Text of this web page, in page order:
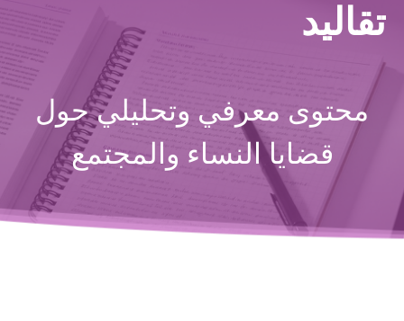
تقاليد
محتوى معرفي وتحليلي حول
قضايا النساء والمجتمع